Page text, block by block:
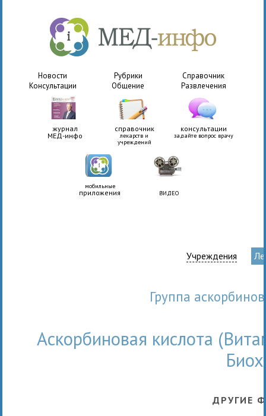
Новости Рубрики
Справочник
Консультации
Общение Развлечения
журнал
МЕД-инфо
справочник
лекарств и
учреждений
консультации
задайте вопрос врачу
мобильные
приложения ВИДЕО
Учреждения
Группа
Аскорбиновая кислота
ДРУГИЕ